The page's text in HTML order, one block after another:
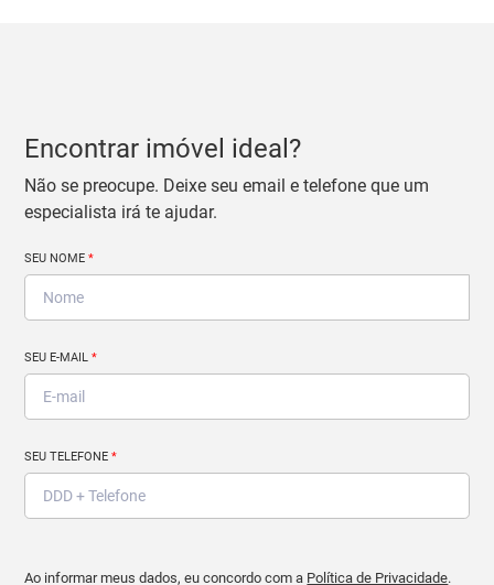
Encontrar imóvel ideal?
Não se preocupe. Deixe seu email e telefone que um
especialista irá te ajudar.
SEU NOME*
SEU E-MAIL*
SEU TELEFONE*
Ao informar meus dados, eu concordo com a Política de Privacidade.